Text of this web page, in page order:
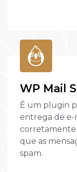
WP Mail
É um plugin
entrega de e-
corretamente
que as
spam.